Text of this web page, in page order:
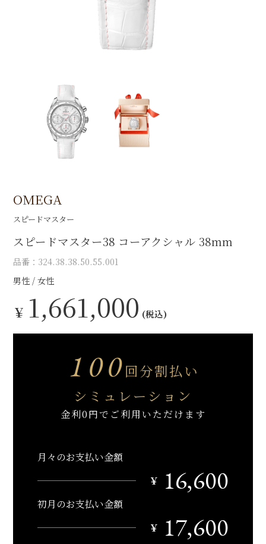
OMEGA
スピードマスター
スピードマスター38 コーアクシャル 38mm
品番：324.38.38.50.55.001
男性
女性
￥ 1,661,000 (税込)
100回分割払い
シミュレーション
金利0円でご利用いただけます
月々のお支払い金額
￥
16,600
初月のお支払い金額
￥
17,600